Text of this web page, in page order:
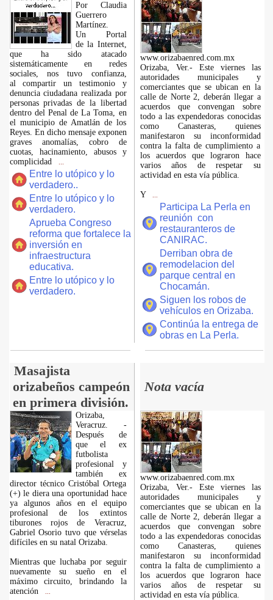
Por Claudia
Guerrero
Martínez.
​Un Portal
de la Internet,
que ha sido atacado
sistemáticamente en redes
sociales, nos tuvo confianza,
al compartir un testimonio y
denuncia ciudadana realizada por
personas privadas de la libertad
dentro del Penal de La Toma, en
el municipio de Amatlán de los
Reyes. En dicho mensaje exponen
graves anomalías, cobro de
cuotas, hacinamiento, abusos y
complicidad
Entre lo utópico y lo
verdadero..
Entre lo utópico y lo
verdadero.
Aprueba Congreso
reforma que fortalece la
inversión en
infraestructura
educativa.
Entre lo utópico y lo
verdadero.
www.orizabaenred.com.mx
Orizaba, Ver.- Este viernes las
autoridades municipales y
comerciantes que se ubican en la
calle de Norte 2, deberán llegar a
acuerdos que convengan sobre
todo a las expendedoras conocidas
como Canasteras, quienes
manifestaron su inconformidad
contra la falta de cumplimiento a
los acuerdos que lograron hace
varios años de respetar su
actividad en esta vía pública.
Y
Participa La Perla en
reunión con
restauranteros de
CANIRAC.
Derriban obra de
remodelacion del
parque central en
Chocamán.
Siguen los robos de
vehículos en Orizaba.
Continúa la entrega de
obras en La Perla.
Masajista
orizabeños campeón
en primera división.
Nota vacía
Orizaba,
Veracruz. -
Después de
que el ex
futbolista
profesional y
también ex
director técnico Cristóbal Ortega
(+) le diera una oportunidad hace
ya algunos años en el equipo
profesional de los extintos
tiburones rojos de Veracruz,
Gabriel Osorio tuvo que vérselas
difíciles en su natal Orizaba.
Mientras que luchaba por seguir
nuevamente su sueño en el
máximo circuito, brindando la
atención
www.orizabaenred.com.mx
Orizaba, Ver.- Este viernes las
autoridades municipales y
comerciantes que se ubican en la
calle de Norte 2, deberán llegar a
acuerdos que convengan sobre
todo a las expendedoras conocidas
como Canasteras, quienes
manifestaron su inconformidad
contra la falta de cumplimiento a
los acuerdos que lograron hace
varios años de respetar su
actividad en esta vía pública.